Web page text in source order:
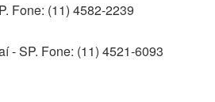
Fone: (11) 4582-2239
- SP. Fone: (11) 4521-6093